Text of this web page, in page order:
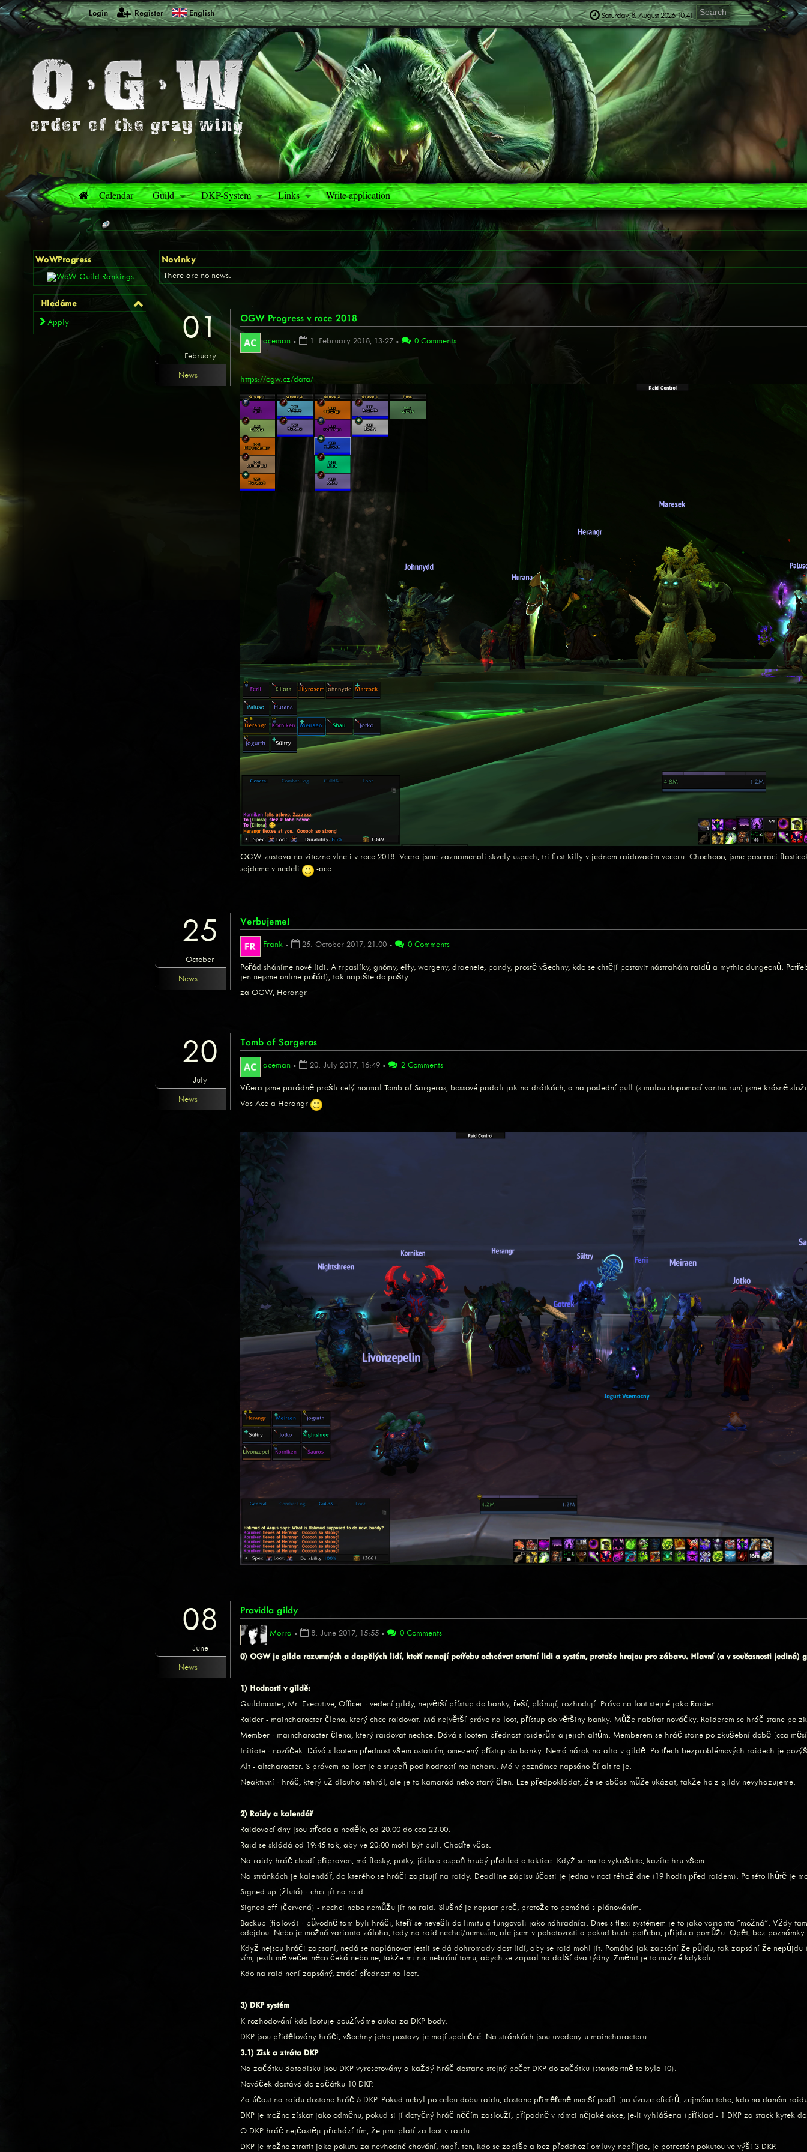
Login Register English Saturday, 8. August 2026 10:41
Calendar Guild DKP-System Links Write application
WoWProgress
Hledáme
Apply
Novinky
There are no news.
01
February
News
OGW Progress v roce 2018
aceman • 1. February 2018, 13:27 • 0 Comments
https://ogw.cz/data/
OGW zustava na vitezne vlne i v roce 2018. Vcera jsme zaznamenali skvely uspech, tri first killy v jednom raidovacim veceru. Chochooo, jsme paseraci
sejdeme v nedeli
-ace
25
October
News
Verbujeme!
Frank • 25. October 2017, 21:00 • 0 Comments
Pořád sháníme nové lidi. A trpaslíky, gnómy, elfy, worgeny, draeneie, pandy, prostě všechny, kdo se chtějí postavit nástrahám raidů a mythic dungeonů.
jen nejsme online pořád), tak napište do pošty.
za OGW, Herangr
20
July
News
Tomb of Sargeras
aceman • 20. July 2017, 16:49 • 2 Comments
Včera jsme parádně prošli celý normal Tomb of Sargeras, bossové padali jak na drátkách, a na poslední pull (s malou dopomocí vantus run) jsme krásně
Vas Ace a Herangr
08
June
News
Pravidla gildy
Morra • 8. June 2017, 15:55 • 0 Comments
0) OGW je gilda rozumných a dospělých lidí, kteří nemají potřebu ochcávat ostatní lidi a systém, protože hrajou pro zábavu. Hlavní (a v současnosti
1) Hodnosti v gildě:
Guildmaster, Mr. Executive, Officer - vedení gildy, největší přístup do banky, řeší, plánují, rozhodují. Právo na loot stejné jako Raider.
Raider - maincharacter člena, který chce raidovat. Má největší právo na loot, přístup do většiny banky. Může nabírat nováčky. Raiderem se hráč stane po
Member - maincharacter člena, který raidovat nechce. Dává s lootem přednost raiderům a jejich altům. Memberem se hráč stane po zkušební době (cca
Initiate - nováček. Dává s lootem přednost všem ostatním, omezený přístup do banky. Nemá nárok na alta v gildě. Po třech bezproblémových raidech je
Alt - altcharacter. S právem na loot je o stupeň pod hodností maincharu. Má v poznámce napsáno čí alt to je.
Neaktivní - hráč, který už dlouho nehrál, ale je to kamarád nebo starý člen. Lze předpokládat, že se občas může ukázat, takže ho z gildy nevyhazujeme.
2) Raidy a kalendář
Raidovací dny jsou středa a neděle, od 20:00 do cca 23:00.
Raid se skládá od 19:45 tak, aby ve 20:00 mohl být pull. Choďte včas.
Na raidy hráč chodí připraven, má flasky, potky, jídlo a aspoň hrubý přehled o taktice. Když se na to vykašlete, kazíte hru všem.
Na stránkách je kalendář, do kterého se hráči zapisují na raidy. Deadline zápisu účasti je jedna v noci téhož dne (19 hodin před raidem). Po této lhůtě je
Signed up (žlutá) - chci jít na raid.
Signed off (červená) - nechci nebo nemůžu jít na raid. Slušné je napsat proč, protože to pomáhá s plánováním.
Backup (fialová) - původně tam byli hráči, kteří se nevešli do limitu a fungovali jako náhradníci. Dnes s flexi systémem je to jako varianta "možná". Vždy
odejdou. Nebo je možná varianta záloha, tedy na raid nechci/nemusím, ale jsem v pohotovosti a pokud bude potřeba, přijdu a pomůžu. Opět, bez
Když nejsou hráči zapsaní, nedá se naplánovat jestli se dá dohromady dost lidí, aby se raid mohl jít. Pomáhá jak zapsání že půjdu, tak zapsání že
vím, jestli mě večer něco čeká nebo ne, takže mi nic nebrání tomu, abych se zapsal na další dva týdny. Změnit je to možné kdykoli.
Kdo na raid není zapsáný, ztrácí přednost na loot.
3) DKP systém
K rozhodování kdo lootuje používáme aukci za DKP body.
DKP jsou přidělovány hráči, všechny jeho postavy je mají společné. Na stránkách jsou uvedeny u maincharacteru.
3.1) Zisk a ztráta DKP
Na začátku datadisku jsou DKP vyresetovány a každý hráč dostane stejný počet DKP do začátku (standartně to bylo 10).
Nováček dostává do začátku 10 DKP.
Za účast na raidu dostane hráč 5 DKP. Pokud nebyl po celou dobu raidu, dostane přiměřeně menší podíl (na úvaze oficírů, zejména toho, kdo na daném
DKP je možno získat jako odměnu, pokud si jí dotyčný hráč něčím zaslouží, případně v rámci nějaké akce, je-li vyhlášena (příklad - 1 DKP za stack kytek
O DKP hráč nejčastěji přichází tím, že jimi platí za loot v raidu.
DKP je možno ztratit jako pokutu za nevhodné chování, např. ten, kdo se zapíše a bez předchozí omluvy nepříjde, je potrestán pokutou ve výši 3 DKP.